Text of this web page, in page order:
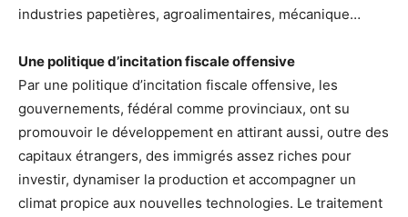
industries papetières, agroalimentaires, mécanique…
Une politique d’incitation fiscale offensive
Par une politique d’incitation fiscale offensive, les
gouvernements, fédéral comme provinciaux, ont su
promouvoir le développement en attirant aussi, outre des
capitaux étrangers, des immigrés assez riches pour
investir, dynamiser la production et accompagner un
climat propice aux nouvelles technologies. Le traitement